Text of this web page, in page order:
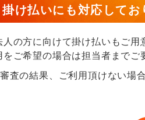
掛け払いにも対応してお
人の方に向けて掛け払いもご
をご希望の場合は担当者までご
査の結果、ご利用頂けない場